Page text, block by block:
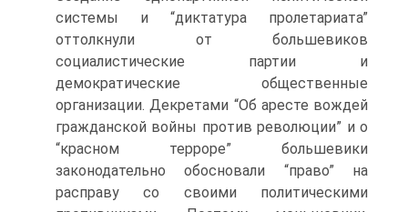
системы и “диктатура пролетариата”
оттолкнули от большевиков
социалистические партии и
демократические общественные
организации. Декретами “Об аресте вождей
гражданской войны против революции” и о
“красном терроре” большевики
законодательно обосновали “право” на
расправу со своими политическими